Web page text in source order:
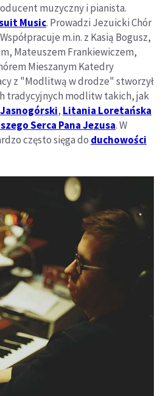
muzyczny i pianista.
Music. Prowadzi Jezuicki Chór
m.in. z Kasią Bogusz,
Mateuszem Frankiewiczem,
Mieszanym Katedry
z "Modlitwą w drodze" stworzył
tradycyjnych modlitw takich, jak
, Litania Loretańska
Serca Pana Jezusa. W
często sięga do duchowości